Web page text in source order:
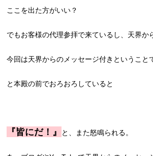
ここを出た方がいい？
でもお客様の代理参拝で来ているし、天界
今回は天界からのメッセージ付きということ
と本殿の前でおろおろしていると
『皆にだ！』 と、また怒鳴られる。